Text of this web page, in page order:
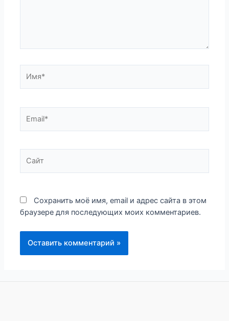
Сохранить моё имя, email и адрес сайта в этом
браузере для последующих моих комментариев.